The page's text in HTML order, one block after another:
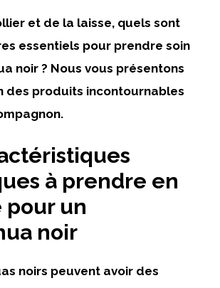
et de la laisse, quels sont
essentiels pour prendre soin
noir ? Nous vous présentons
des produits incontournables
à prendre en
un
noir
noirs peuvent avoir des